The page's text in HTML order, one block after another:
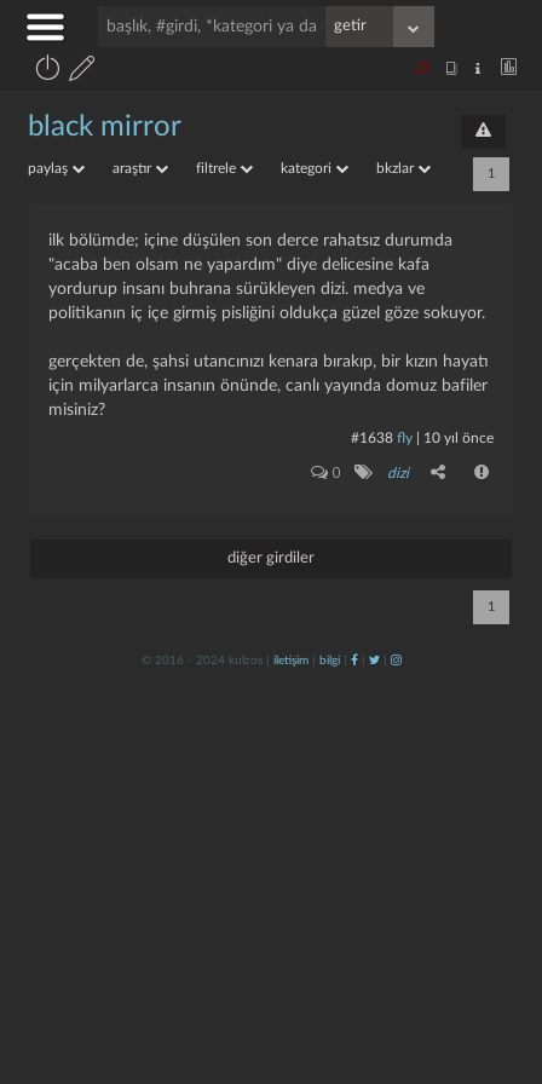
black mirror
paylaş araştır filtrele kategori bkzlar 1
i̇lk bölümde; içine düşülen son derce rahatsız durumda
"acaba ben olsam ne yapardım" diye delicesine kafa
yordurup insanı buhrana sürükleyen dizi. medya ve
politikanın iç içe girmiş pisliğini oldukça güzel göze sokuyor.
gerçekten de, şahsi utancınızı kenara bırakıp, bir kızın hayatı
için milyarlarca insanın önünde, canlı yayında domuz bafiler
misiniz?
#1638 fly 10 yıl önce
0 dizi
diğer girdiler
1
© 2016 - 2024 kulzos | iletişim| bilgi| | |